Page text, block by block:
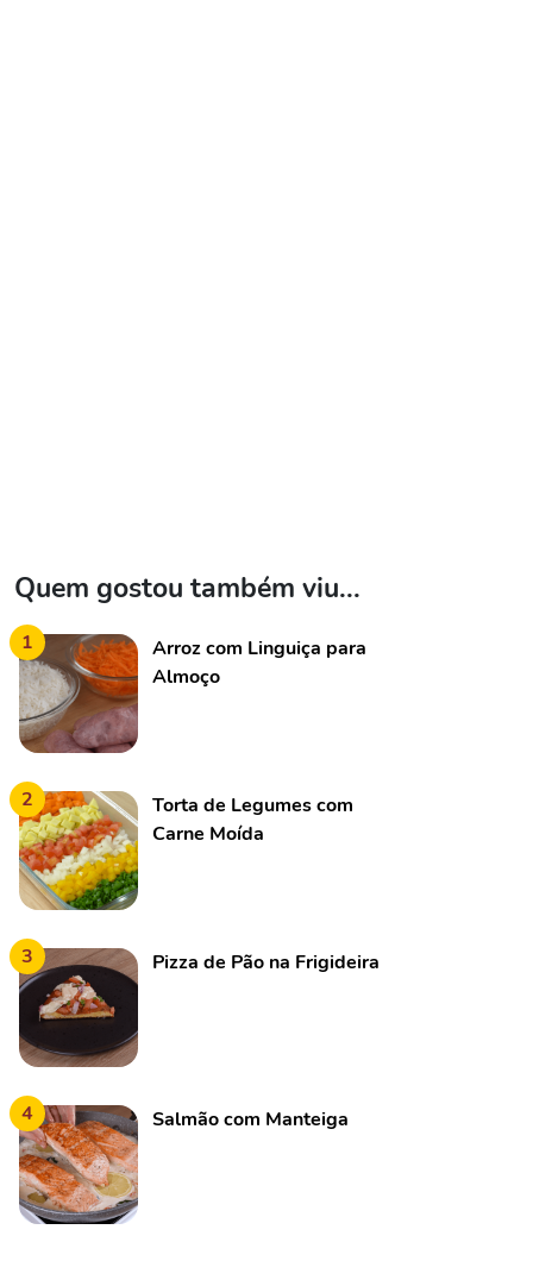
Quem gostou também viu...
1
Arroz com Linguiça para
Almoço
2
Torta de Legumes com
Carne Moída
3 Pizza de Pão na Frigideira
4 Salmão com Manteiga